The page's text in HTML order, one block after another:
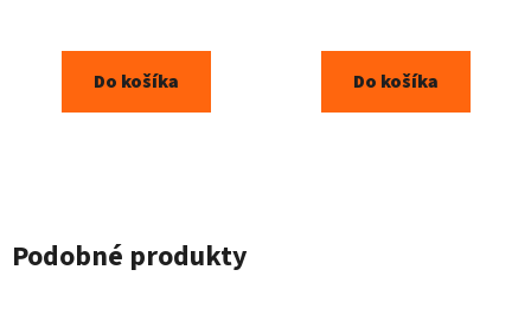
Do košíka Do košíka
Podobné produkty